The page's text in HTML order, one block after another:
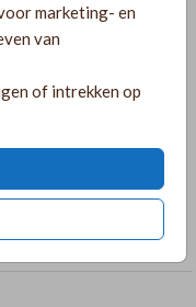
marketing- en
van
of intrekken op
en strak
Met goudfolie.